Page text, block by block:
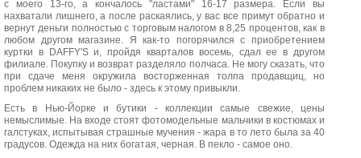
с моего 13-го, а кончалось "ластами" 16-17 размера. Если вы
нахватали лишнего, а после раскаялись, у вас все примут обратно и
вернут деньги полностью с торговым налогом в 8,25 процентов, как в
любом другом магазине. Я как-то погорячился с приобретением
куртки в DAFFY'S и, пройдя кварталов восемь, сдал ее в другом
филиале. Покупку и возврат разделяло полчаса. Не могу сказать, что
при сдаче меня окружила восторженная толпа продавщиц, но
проблем никаких не было - здесь к этому привыкли.
Есть в Нью-Йорке и бутики - коллекции самые свежие, цены
немыслимые. На входе стоят фотомодельные мальчики в костюмах и
галстуках, испытывая страшные мучения - жара в то лето была за 40
градусов. Одежда на них богатая, черная. В пекло - самое оно.